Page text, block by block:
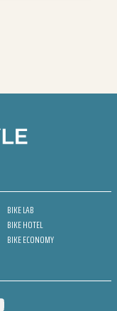
BIKE LAB
BIKE HOTEL
BIKE ECONOMY